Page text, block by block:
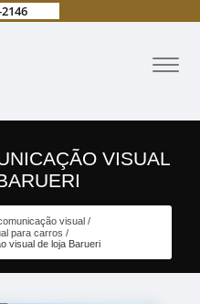
VISUAL
visual
para carros
visual de loja Barueri